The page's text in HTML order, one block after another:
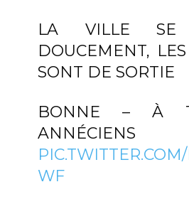
LA VILLE SE
DOUCEMENT,
SONT DE SORTIE
BONNE – À
WF